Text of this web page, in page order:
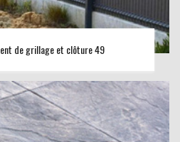
de grillage et clôture 49